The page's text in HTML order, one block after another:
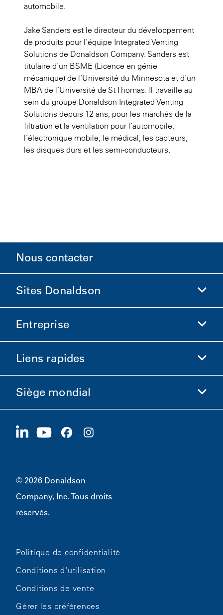
automobile.
Jake Sanders est le directeur du développement
de produits pour l’équipe Integrated Venting
Solutions de Donaldson Company. Sanders est
titulaire d’un BSME (Licence en génie
mécanique) de l’Université du Minnesota et d’un
MBA de l’Université de St Thomas. Il travaille au
sein du groupe Donaldson Integrated Venting
Solutions depuis 12 ans, pour les marchés de la
filtration et la ventilation pour l’automobile,
l’électronique mobile, le médical, les capteurs,
les disques durs et les semi-conducteurs.
Nous contacter
Sites Donaldson
Donaldson Sciences de la vie
Entreprise
Informations sur l'entreprise
Carrières
Liens rapides
Investisseurs
Développement durable
Siège mondial
1400 W 94th Street
© 2026 Donaldson
Company, Inc. Tous droits
réservés.
Politique de confidentialité
Conditions d'utilisation
Conditions de vente
Gérer les préférences